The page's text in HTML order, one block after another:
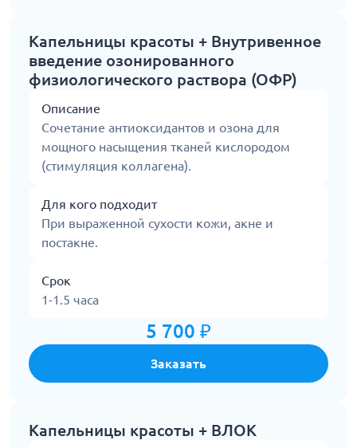
Капельницы красоты + Внутривенное
введение озонированного
физиологического раствора (ОФР)
Описание
Сочетание антиоксидантов и озона для
мощного насыщения тканей кислородом
(стимуляция коллагена).
Для кого подходит
При выраженной сухости кожи, акне и
постакне.
Срок
1-1.5 часа
5 700 ₽
Заказать
Капельницы красоты + ВЛОК